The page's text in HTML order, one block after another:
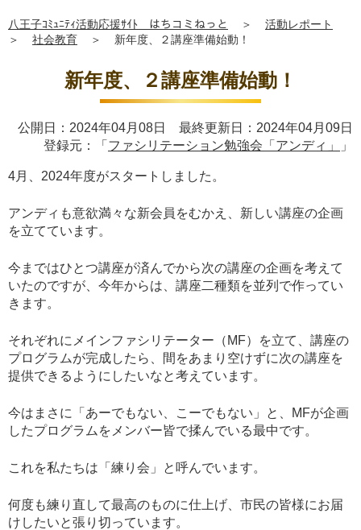
八王子ｺﾐｭﾆﾃｨ活動応援ｻｲﾄ はちコミねっと ＞
活動レポート
＞
社会教育 ＞ 新年度、２講座準備始動！
新年度、２講座準備始動！
公開日：2024年04月08日 最終更新日：2024年04月09日
登録元：「 ファシリテーション勉強会「アンディ」 」
4月、2024年度がスタートしました。
アンディも意欲満々な新会員をむかえ、新しい講座の企画
を立てています。
今まではひとつ講座が済んでから次の講座の企画を考えて
いたのですが、今年からは、講座二種類を並列で作ってい
きます。
それぞれにメインファシリテーター（MF）を立て、講座の
プログラムが完成したら、間をあまり空けずに次の講座を
提供できるようにしたいなと考えています。
今はまさに「あーでもない、こーでもない」と、MFが企画
したプログラムをメンバー皆で揉んでいる最中です。
これを私たちは「練り会」と呼んでいます。
何度も練り直して最高のものに仕上げ、市民の皆様にお届
けしたいと張り切っています。